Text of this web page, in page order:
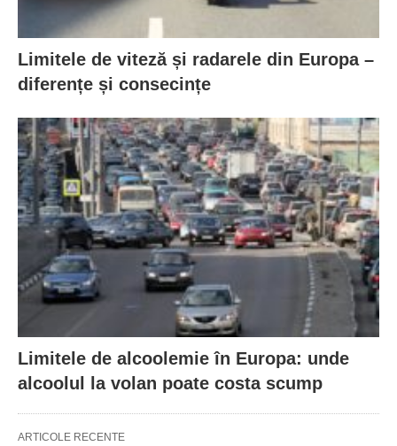
Limitele de viteză și radarele din Europa –
diferențe și consecințe
Limitele de alcoolemie în Europa: unde
alcoolul la volan poate costa scump
ARTICOLE RECENTE